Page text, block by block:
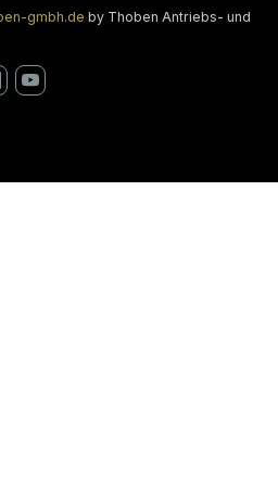
gmbh.de by Thoben Antriebs- und